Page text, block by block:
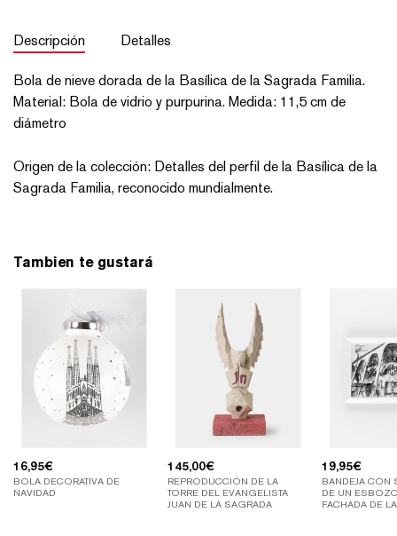
Descripción Detalles
Bola de nieve dorada de la Basílica de la Sagrada Familia.
Material: Bola de vidrio y purpurina. Medida: 11,5 cm de
diámetro
Origen de la colección: Detalles del perfil de la Basílica de la
Sagrada Familia, reconocido mundialmente.
Tambien te gustará
16,95€
BOLA DECORATIVA DE
NAVIDAD
145,00€
REPRODUCCIÓN DE LA
TORRE DEL EVANGELISTA
JUAN DE LA SAGRADA
19,95€
BANDEJA CON
DE UN
FACHADA DE